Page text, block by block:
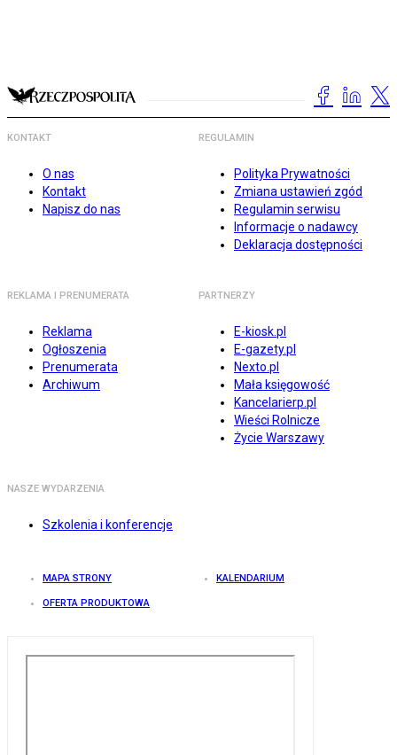
KONTAKT
O nas
Kontakt
Napisz do nas
REGULAMIN
Polityka Prywatności
Zmiana ustawień zgód
Regulamin serwisu
Informacje o nadawcy
Deklaracja dostępności
REKLAMA I PRENUMERATA
Reklama
Ogłoszenia
Prenumerata
Archiwum
PARTNERZY
E-kiosk.pl
E-gazety.pl
Nexto.pl
Mała księgowość
Kancelarierp.pl
Wieści Rolnicze
Życie Warszawy
NASZE WYDARZENIA
Szkolenia i konferencje
MAPA STRONY KALENDARIUM
OFERTA PRODUKTOWA